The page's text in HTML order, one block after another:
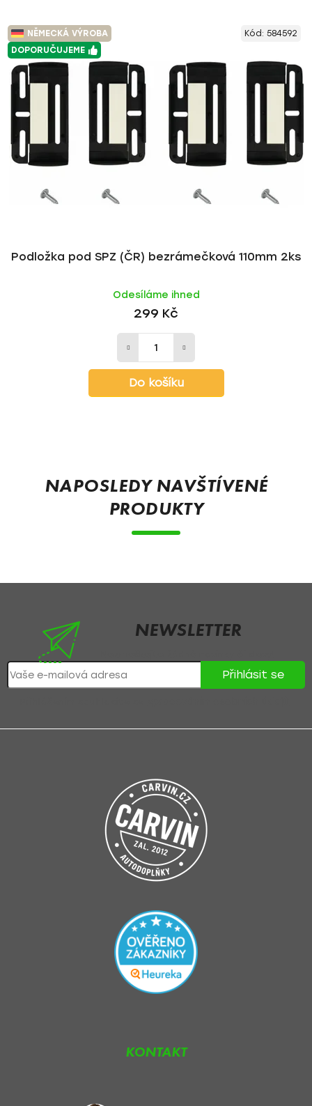
NĚMECKÁ VÝROBA
DOPORUČUJEME
Podložka pod SPZ (ČR) bezrámečková 110mm 2ks
Odesíláme ihned
299 Kč
Do košíku
Kód: 584592
NAPOSLEDY NAVŠTÍVENÉ
PRODUKTY
NEWSLETTER
Přihlásit se
KONTAKT